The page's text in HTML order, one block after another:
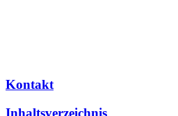
Kontakt
Inhaltsverzeichnis